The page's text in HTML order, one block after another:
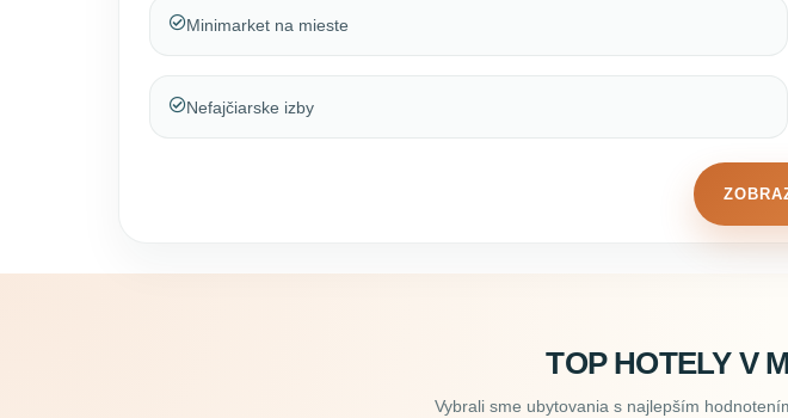
Minimarket na mieste
Nefajčiarske izby
TOP HOTELY V
Vybrali sme ubytovania s najlepším